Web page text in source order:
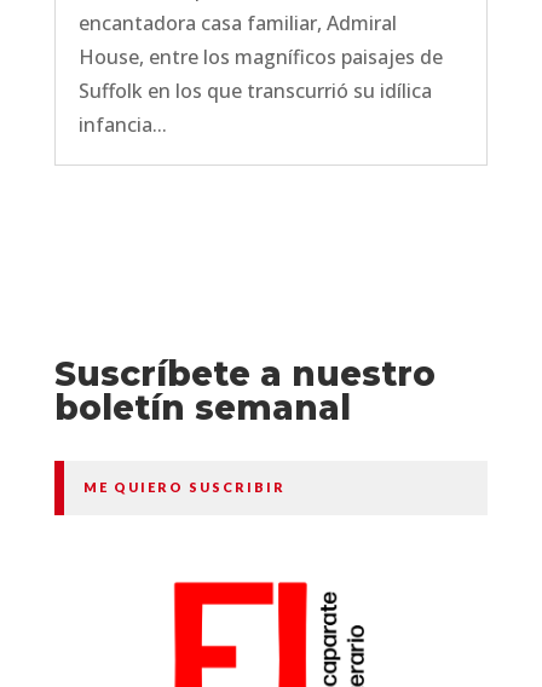
encantadora casa familiar, Admiral
House, entre los magníficos paisajes de
Suffolk en los que transcurrió su idílica
infancia...
Suscríbete a nuestro
boletín semanal
ME QUIERO SUSCRIBIR